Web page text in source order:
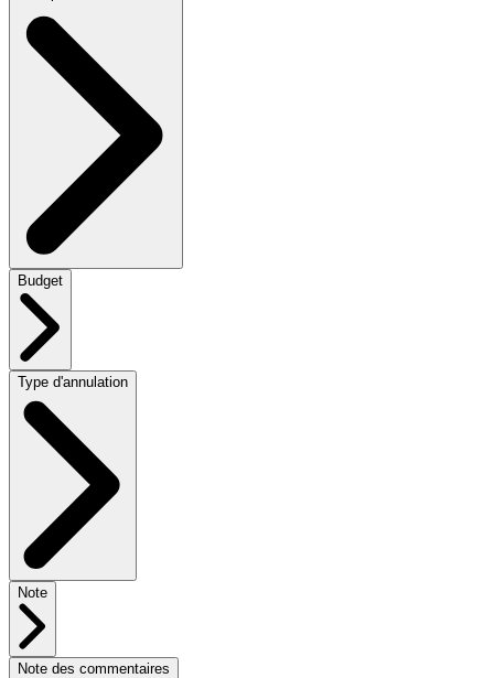
Budget
Type d'annulation
Note
Note des commentaires